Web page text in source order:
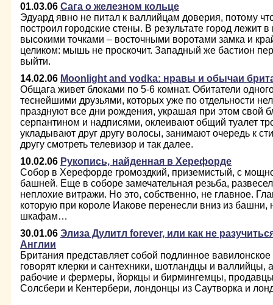
01.03.06 Cага о железном кольце
Эдуард явно не питал к валлийцам доверия, потому
построил городские стены. В результате город лежит
высокими точками – восточными воротами замка и
целиком: мышь не проскочит. Западный же бастион
выйти.
14.02.06 Moonlight and vodka: нравы и обычаи
Общага живет блоками по 5-6 комнат. Обитатели
теснейшими друзьями, которых уже по отдельности
празднуют все дни рождения, украшая при этом свой
серпантином и надписями, оклеивают общий туалет
укладывают друг другу волосы, занимают очередь к
другу смотреть телевизор и так далее.
10.02.06 Рукопись, найденная в Херефорде
Собор в Херефорде громоздкий, приземистый, с
башней. Еще в соборе замечательная резьба,
неплохие витражи. Но это, собственно, не главное.
которую при короле Иакове перенесли вниз из башни,
шкафам…
30.01.06 Элиза Дулитл forever, или как не
Англии
Британия представляет собой подлинное
говорят клерки и сантехники, шотландцы и валлийцы,
рабочие и фермеры, йоркцы и бирмингемцы,
Солсбери и Кентербери, лондонцы из Саутворка и